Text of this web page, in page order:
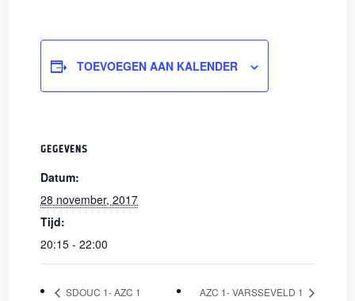
TOEVOEGEN AAN KALENDER
GEGEVENS
Datum:
28 november, 2017
Tijd:
20:15 - 22:00
SDOUC 1- AZC 1 AZC 1- VARSSEVELD 1